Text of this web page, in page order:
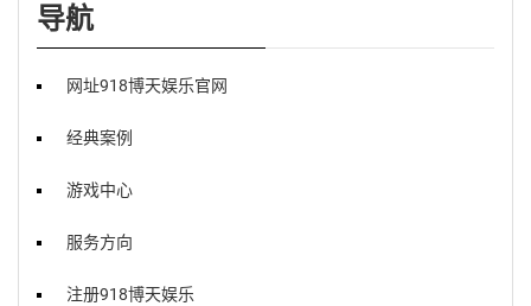
导航
网址918博天娱乐官网
经典案例
游戏中心
服务方向
注册918博天娱乐